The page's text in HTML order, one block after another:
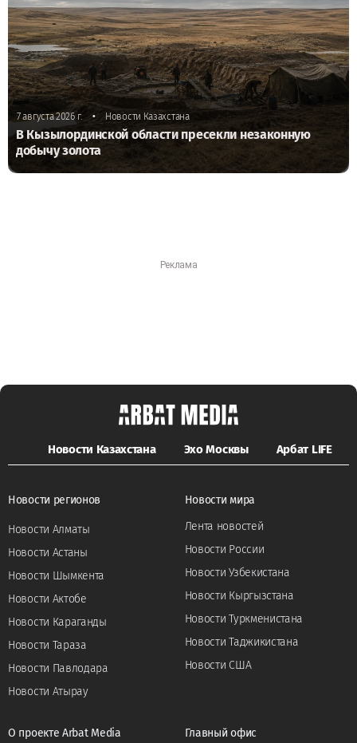
7 августа 2026 г. • Новости Казахстана
В Кызылординской области пресекли незаконную
добычу золота
Новости Казахстана Эхо Москвы Арбат LIFE
Новости регионов
Новости Алматы
Новости Астаны
Новости Шымкента
Новости Актобе
Новости Караганды
Новости Тараза
Новости Павлодара
Новости Атырау
Новости мира
Лента новостей
Новости России
Новости Узбекистана
Новости Кыргызстана
Новости Туркменистана
Новости Таджикистана
Новости США
О проекте Arbat Media Главный офис